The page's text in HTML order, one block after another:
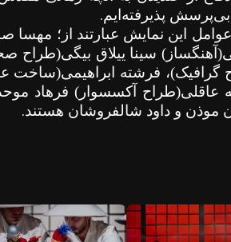
بی‌پرسش پذیرفته‌ایم.
این نمایش عبارتند از؛
سینا ییلاق
گرافیک)، فرشته ابراهیمی(ساخت
عاقلی(طراح آکسسوار) فرهاد
موذن و داود شالفروشان هستند.